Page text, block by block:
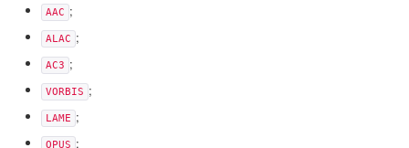
AAC ;
ALAC ;
AC3 ;
VORBIS ;
LAME ;
OPUS ;